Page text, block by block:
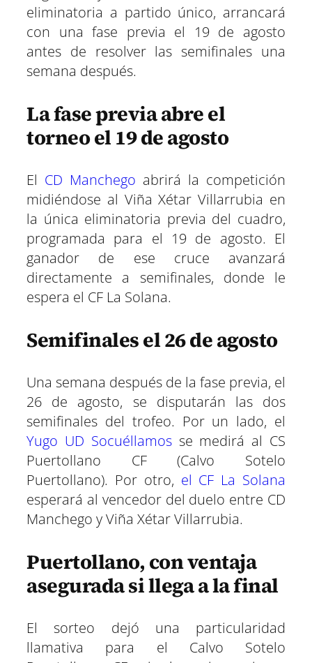
eliminatoria a partido único, arrancará
con una fase previa el 19 de agosto
antes de resolver las semifinales una
semana después.
La fase previa abre el
torneo el 19 de agosto
El CD Manchego abrirá la competición
midiéndose al Viña Xétar Villarrubia en
la única eliminatoria previa del cuadro,
programada para el 19 de agosto. El
ganador de ese cruce avanzará
directamente a semifinales, donde le
espera el CF La Solana.
Semifinales el 26 de agosto
Una semana después de la fase previa, el
26 de agosto, se disputarán las dos
semifinales del trofeo. Por un lado, el
Yugo UD Socuéllamosse medirá al CS
Puertollano CF (Calvo Sotelo
Puertollano). Por otro, el CF La Solana
esperará al vencedor del duelo entre CD
Manchego y Viña Xétar Villarrubia.
Puertollano, con ventaja
asegurada si llega a la final
El sorteo dejó una particularidad
llamativa para el Calvo Sotelo